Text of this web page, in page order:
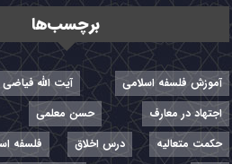
برچسب‌ها
آموزش فلسفه اسلامی آیت الله فیاضی
اجتهاد در معارف
حسن معلمی
حکمت متعالیه
درس اخلاق فلسفه